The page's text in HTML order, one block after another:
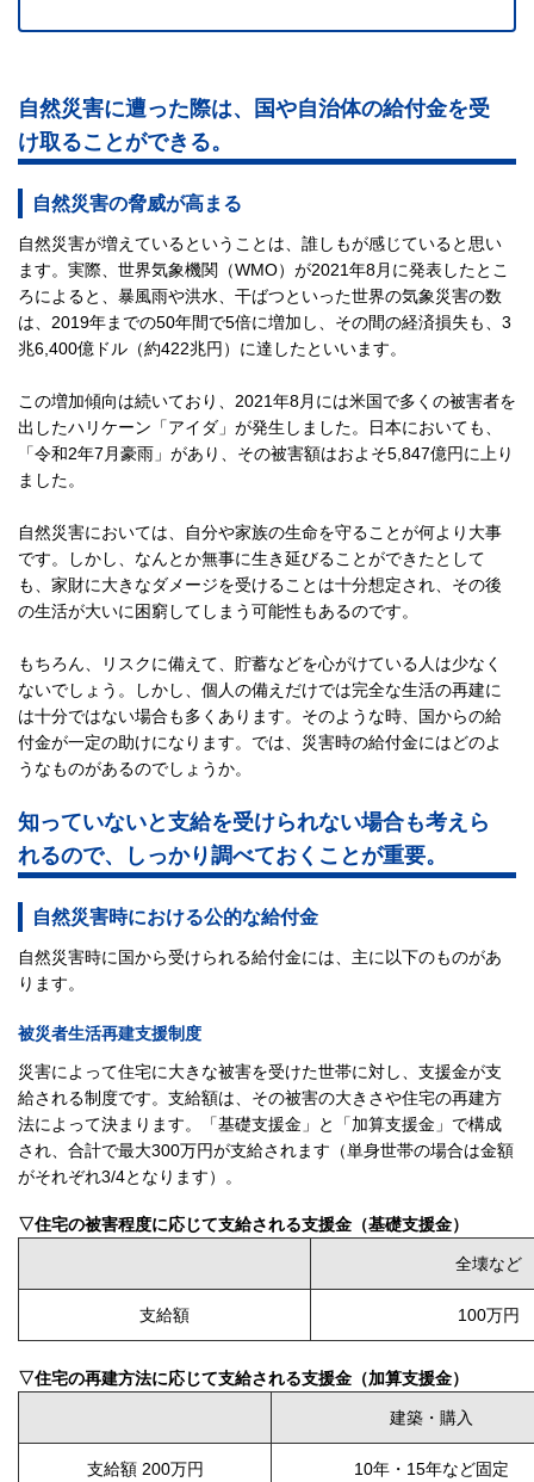
自然災害に遭った際は、国や自治体の給付金を受
け取ることができる。
自然災害の脅威が高まる
自然災害が増えているということは、誰しもが感じていると思い
ます。実際、世界気象機関（WMO）が2021年8月に発表したとこ
ろによると、暴風雨や洪水、干ばつといった世界の気象災害の数
は、2019年までの50年間で5倍に増加し、その間の経済損失も、3
兆6,400億ドル（約422兆円）に達したといいます。
この増加傾向は続いており、2021年8月には米国で多くの被害者を
出したハリケーン「アイダ」が発生しました。日本においても、
「令和2年7月豪雨」があり、その被害額はおよそ5,847億円に上り
ました。
自然災害においては、自分や家族の生命を守ることが何より大事
です。しかし、なんとか無事に生き延びることができたとして
も、家財に大きなダメージを受けることは十分想定され、その後
の生活が大いに困窮してしまう可能性もあるのです。
もちろん、リスクに備えて、貯蓄などを心がけている人は少なく
ないでしょう。しかし、個人の備えだけでは完全な生活の再建に
は十分ではない場合も多くあります。そのような時、国からの給
付金が一定の助けになります。では、災害時の給付金にはどのよ
うなものがあるのでしょうか。
知っていないと支給を受けられない場合も考えら
れるので、しっかり調べておくことが重要。
自然災害時における公的な給付金
自然災害時に国から受けられる給付金には、主に以下のものがあ
ります。
被災者生活再建支援制度
災害によって住宅に大きな被害を受けた世帯に対し、支援金が支
給される制度です。支給額は、その被害の大きさや住宅の再建方
法によって決まります。「基礎支援金」と「加算支援金」で構成
され、合計で最大300万円が支給されます（単身世帯の場合は金額
がそれぞれ3/4となります）。
▽住宅の被害程度に応じて支給される支援金（基礎支援金）
全壊など
支給額 100万円
▽住宅の再建方法に応じて支給される支援金（加算支援金）
建築・購入
支給額 200万円 10年・15年など固定